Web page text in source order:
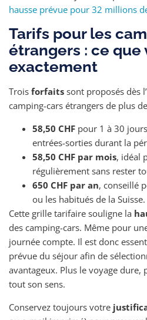
hausse prévue pour 32 millions
Tarifs pour les
étrangers : ce que
exactement
Trois forfaits sont proposés dès
camping-cars étrangers de plus
58,50 CHF pour 1 à 30
entrées-sorties durant la
58,50 CHF par mois, idéal
régulièrement sans rester
650 CHF par an, conseillé
ou les habitués de la Suisse.
Cette grille tarifaire souligne la
des camping-cars. Même pour
journée compte. Il est donc
prévue du séjour afin de
avantageux. Plus le voyage
tout son sens.
Conservez toujours votre